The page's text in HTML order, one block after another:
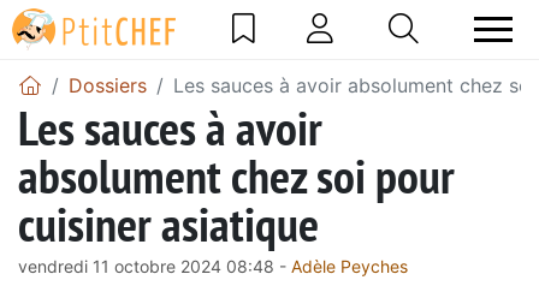
Dossiers Les sauces à avoir absolument chez
Les sauces à avoir
absolument chez soi pour
cuisiner asiatique
vendredi 11 octobre 2024 08:48 - Adèle Peyches